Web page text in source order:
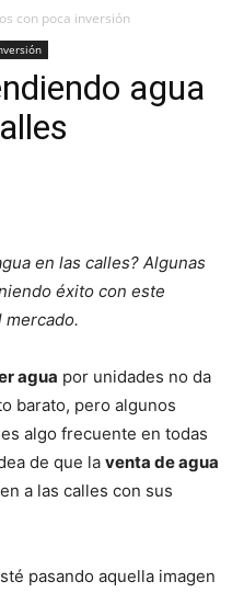
con poca inversión
agua
en las calles? Algunas
éxito con este
agua por unidades no da
barato, pero algunos
algo frecuente en todas
de que la venta de agua
a las calles con sus
pasando aquella imagen